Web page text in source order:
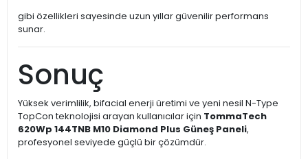
gibi özellikleri sayesinde uzun yıllar güvenilir performans
sunar.
Sonuç
Yüksek verimlilik, bifacial enerji üretimi ve yeni nesil N-Type
TopCon teknolojisi arayan kullanıcılar için TommaTech
620Wp 144TNB M10 Diamond Plus Güneş Paneli,
profesyonel seviyede güçlü bir çözümdür.